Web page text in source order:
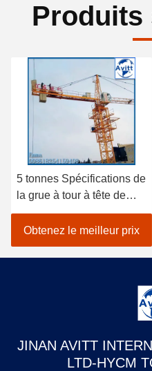
Produits
5 tonnes Spécifications de
la grue à tour à tête de
chat pour les projets de
construction civile
Obtenez le meilleur prix
JINAN AVITT
LTD-HYCM